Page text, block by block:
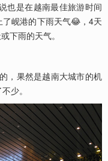
也是在越南最佳旅游时间
了岘港的下雨天气😂，4天
下雨的天气。
，果然是越南大城市的机
少。